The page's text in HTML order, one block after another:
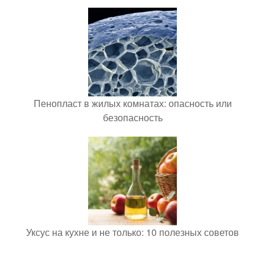
Пенопласт в жилых комнатах: опасность или
безопасность
Уксус на кухне и не только: 10 полезных советов